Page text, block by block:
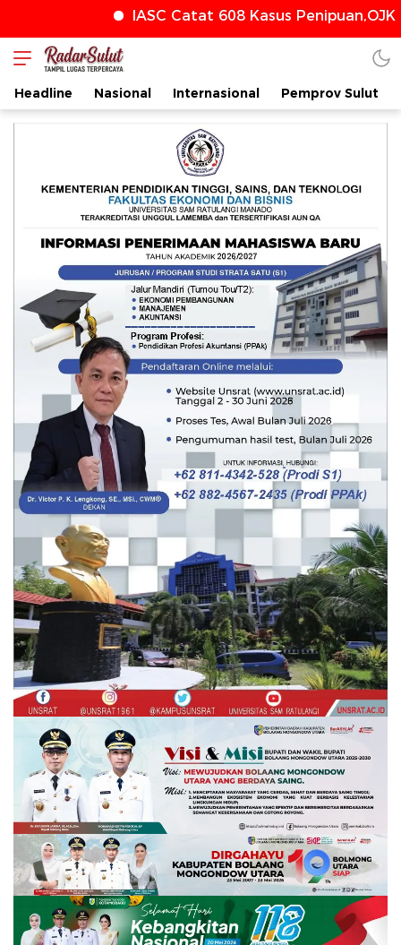
IASC Catat 608 Kasus Penipuan,OJK
radarsulut.com
Headline Nasional Internasional Pemprov Sulut